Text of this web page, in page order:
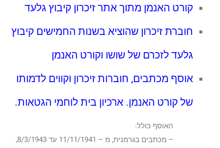
קורט האנמן מתוך אתר זיכרון קיבוץ גלעד
חוברת זיכרון שהוציא בשנות החמישים קיבוץ
גלעד לזכרם של שושו וקורט האנמן
אוסף מכתבים, חוברות זיכרון וקווים לדמותו
של קורט האנמן. ארכיון בית לוחמי הגטאות.
האוסף כולל:
– מכתבים בגרמנית, מ – 11/11/1941 עד 8/3/1943,